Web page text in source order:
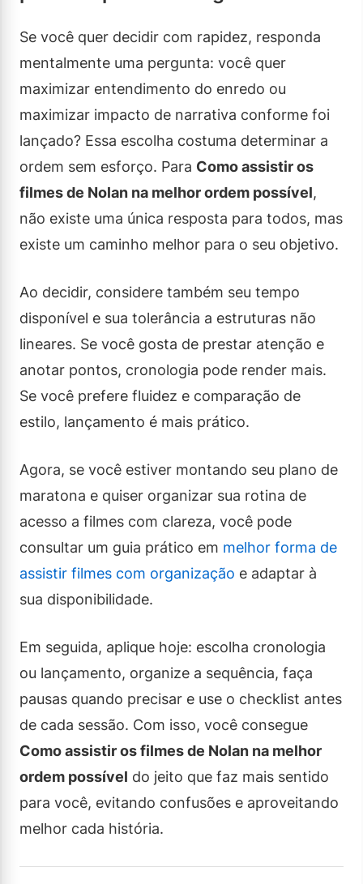
Se você quer decidir com rapidez, responda
mentalmente uma pergunta: você quer
maximizar entendimento do enredo ou
maximizar impacto de narrativa conforme foi
lançado? Essa escolha costuma determinar a
ordem sem esforço. Para Como assistir os
filmes de Nolan na melhor ordem possível,
não existe uma única resposta para todos, mas
existe um caminho melhor para o seu objetivo.
Ao decidir, considere também seu tempo
disponível e sua tolerância a estruturas não
lineares. Se você gosta de prestar atenção e
anotar pontos, cronologia pode render mais.
Se você prefere fluidez e comparação de
estilo, lançamento é mais prático.
Agora, se você estiver montando seu plano de
maratona e quiser organizar sua rotina de
acesso a filmes com clareza, você pode
consultar um guia prático em melhor forma de
assistir filmes com organização e adaptar à
sua disponibilidade.
Em seguida, aplique hoje: escolha cronologia
ou lançamento, organize a sequência, faça
pausas quando precisar e use o checklist antes
de cada sessão. Com isso, você consegue
Como assistir os filmes de Nolan na melhor
ordem possível do jeito que faz mais sentido
para você, evitando confusões e aproveitando
melhor cada história.